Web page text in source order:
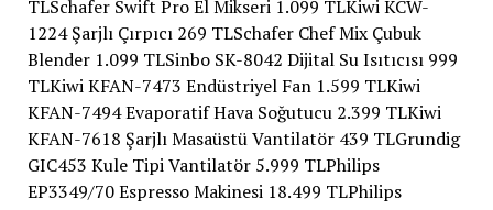
TLSchafer Swift Pro El Mikseri 1.099 TLKiwi KCW-
1224 Şarjlı Çırpıcı 269 TLSchafer Chef Mix Çubuk
Blender 1.099 TLSinbo SK-8042 Dijital Su Isıtıcısı 999
TLKiwi KFAN-7473 Endüstriyel Fan 1.599 TLKiwi
KFAN-7494 Evaporatif Hava Soğutucu 2.399 TLKiwi
KFAN-7618 Şarjlı Masaüstü Vantilatör 439 TLGrundig
GIC453 Kule Tipi Vantilatör 5.999 TLPhilips
EP3349/70 Espresso Makinesi 18.499 TLPhilips